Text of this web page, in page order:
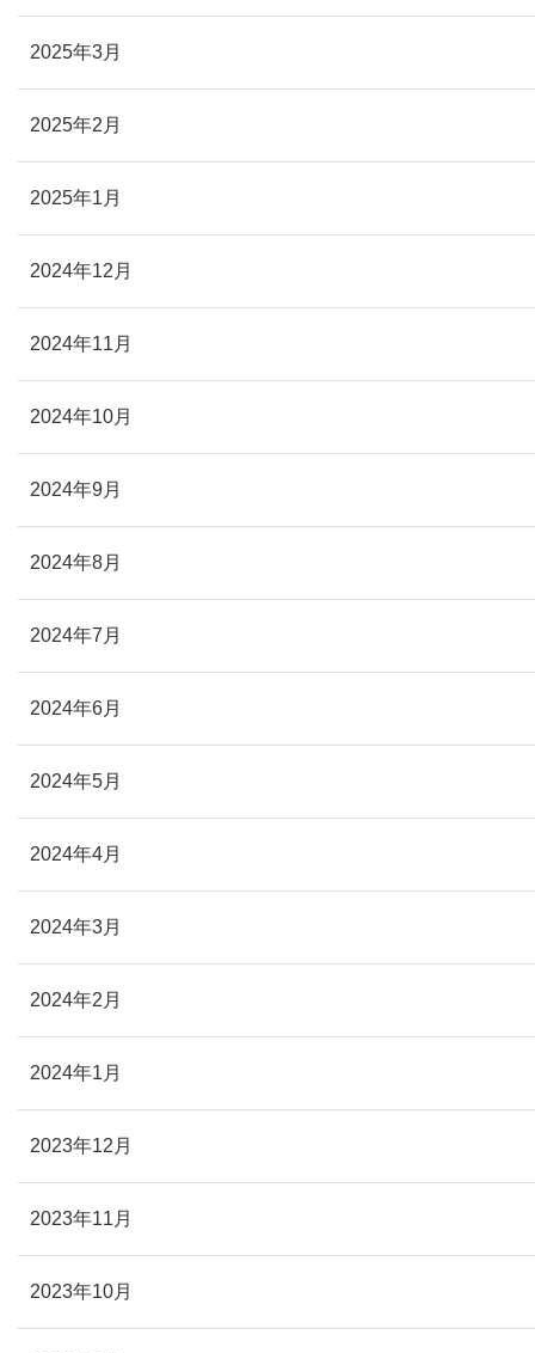
2025年3月
2025年2月
2025年1月
2024年12月
2024年11月
2024年10月
2024年9月
2024年8月
2024年7月
2024年6月
2024年5月
2024年4月
2024年3月
2024年2月
2024年1月
2023年12月
2023年11月
2023年10月